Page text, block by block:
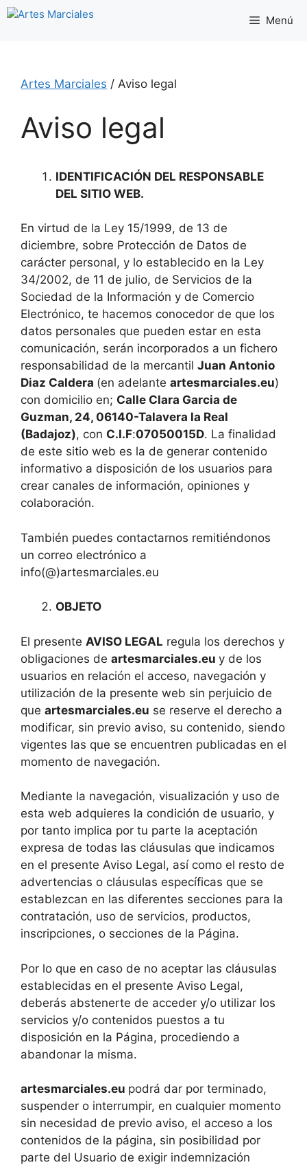
Saltar
Menú
Artes Marciales / Aviso legal
Aviso legal
IDENTIFICACIÓN DEL RESPONSABLE
DEL SITIO WEB.
En virtud de la Ley 15/1999, de 13 de
diciembre, sobre Protección de Datos de
carácter personal, y lo establecido en la Ley
34/2002, de 11 de julio, de Servicios de la
Sociedad de la Información y de Comercio
Electrónico, te hacemos conocedor de que los
datos personales que pueden estar en esta
comunicación, serán incorporados a un fichero
responsabilidad de la mercantil Juan Antonio
Diaz Caldera (en adelante artesmarciales.eu)
con domicilio en; Calle Clara Garcia de
Guzman, 24, 06140-Talavera la Real
(Badajoz), con C.I.F:07050015D. La finalidad
de este sitio web es la de generar contenido
informativo a disposición de los usuarios para
crear canales de información, opiniones y
colaboración.
También puedes contactarnos remitiéndonos
un correo electrónico a
info(@)artesmarciales.eu
OBJETO
El presente AVISO LEGAL regula los derechos y
obligaciones de artesmarciales.eu y de los
usuarios en relación el acceso, navegación y
utilización de la presente web sin perjuicio de
que artesmarciales.eu se reserve el derecho a
modificar, sin previo aviso, su contenido, siendo
vigentes las que se encuentren publicadas en el
momento de navegación.
Mediante la navegación, visualización y uso de
esta web adquieres la condición de usuario, y
por tanto implica por tu parte la aceptación
expresa de todas las cláusulas que indicamos
en el presente Aviso Legal, así como el resto de
advertencias o cláusulas específicas que se
establezcan en las diferentes secciones para la
contratación, uso de servicios, productos,
inscripciones, o secciones de la Página.
Por lo que en caso de no aceptar las cláusulas
establecidas en el presente Aviso Legal,
deberás abstenerte de acceder y/o utilizar los
servicios y/o contenidos puestos a tu
disposición en la Página, procediendo a
abandonar la misma.
artesmarciales.eu podrá dar por terminado,
suspender o interrumpir, en cualquier momento
sin necesidad de previo aviso, el acceso a los
contenidos de la página, sin posibilidad por
parte del Usuario de exigir indemnización